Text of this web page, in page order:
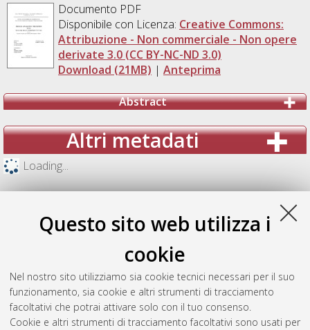
Questo sito web utilizza i
cookie
Nel nostro sito utilizziamo sia cookie tecnici necessari per il suo
funzionamento, sia cookie e altri strumenti di tracciamento
facoltativi che potrai attivare solo con il tuo consenso.
Cookie e altri strumenti di tracciamento facoltativi sono usati per
Documento PDF
Disponibile con Licenza: Creative Commons:
Attribuzione - Non commerciale - Non opere
derivate 3.0 (CC BY-NC-ND 3.0)
Download (21MB) | Anteprima
Abstract
Altri metadati
Loading...